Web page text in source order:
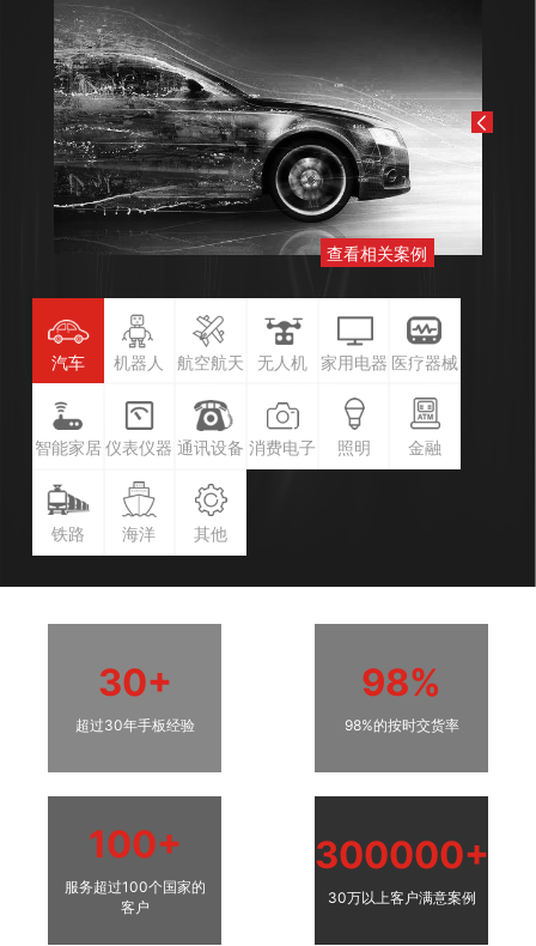
查看相关案例
汽车 机器人 航空航天 无人机 家用电器 医疗器械
智能家居 仪表仪器 通讯设备 消费电子 照明 金融
铁路 海洋 其他
30+
超过30年手板经验
98%
98%的按时交货率
100+
服务超过100个国家的
客户
300000+
30万以上客户满意案例